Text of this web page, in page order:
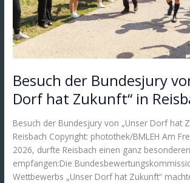
Besuch der Bundesjury
Dorf hat Zukunft“ in
Besuch der Bundesjury von „Unser Dorf hat
Reisbach Copyright: photothek/BMLEH Am
2026, durfte Reisbach einen ganz
empfangen:Die
Wettbewerbs „Unser Dorf hat Zukunft“
in
Reisbach